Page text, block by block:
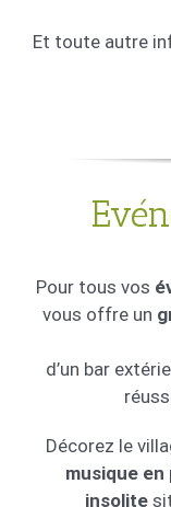
Et toute autre
Pour tous vos
vous offre un
d’un bar
Décorez le
musique en
insolite